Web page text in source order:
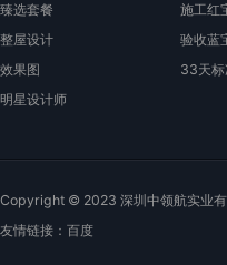
臻选套餐
整屋设计
效果图
明星设计师
施工红
验收蓝
33天标
Copyright © 2023 深圳中领航实业有
友情链接： 百度